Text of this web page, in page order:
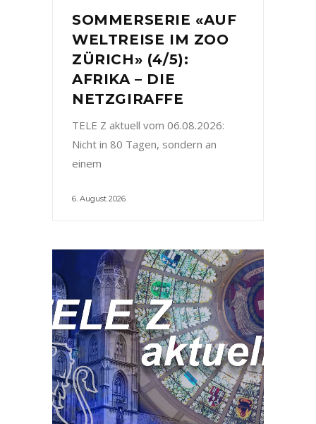
SOMMERSERIE «AUF
WELTREISE IM ZOO
ZÜRICH» (4/5):
AFRIKA – DIE
NETZGIRAFFE
TELE Z aktuell vom 06.08.2026:
Nicht in 80 Tagen, sondern an
einem
6. August 2026